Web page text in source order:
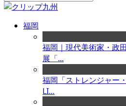
福岡
福岡｜現代美術家・政
展「...
福岡「ストレンジャー
LI...